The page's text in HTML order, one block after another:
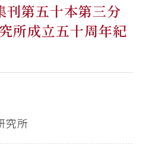
刊第五十本第三分
所成立五十周年紀
究所